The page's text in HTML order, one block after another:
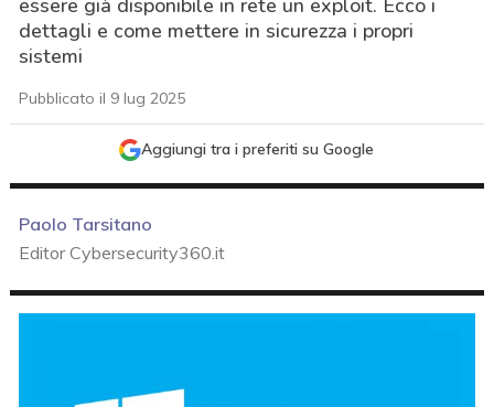
essere già disponibile in rete un exploit. Ecco i
dettagli e come mettere in sicurezza i propri
sistemi
Pubblicato il 9 lug 2025
Aggiungi tra i preferiti su Google
Paolo Tarsitano
Editor Cybersecurity360.it